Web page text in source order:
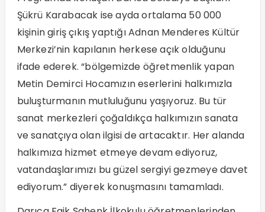
Şükrü Karabacak ise ayda ortalama 50 000
kişinin giriş çıkış yaptığı Adnan Menderes Kültür
Merkezi’nin kapılanın herkese açık olduğunu
ifade ederek. “bölgemizde öğretmenlik yapan
Metin Demirci Hocamızın eserlerini halkımızla
buluşturmanın mutluluğunu yaşıyoruz. Bu tür
sanat merkezleri çoğaldıkça halkımızın sanata
ve sanatçıya olan ilgisi de artacaktır. Her alanda
halkımıza hizmet etmeye devam ediyoruz,
vatandaşlarımızı bu güzel sergiyi gezmeye davet
ediyorum.” diyerek konuşmasını tamamladı.